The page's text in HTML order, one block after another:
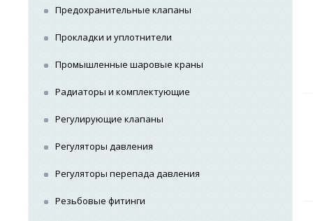
Предохранительные клапаны
Прокладки и уплотнители
Промышленные шаровые краны
Радиаторы и комплектующие
Регулирующие клапаны
Регуляторы давления
Регуляторы перепада давления
Резьбовые фитинги